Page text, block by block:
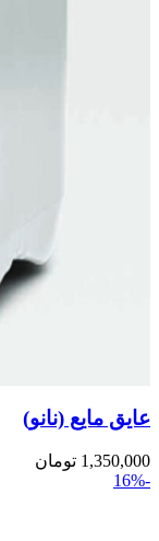
عایق مایع (نانو)
1,350,000 تومان
-16%